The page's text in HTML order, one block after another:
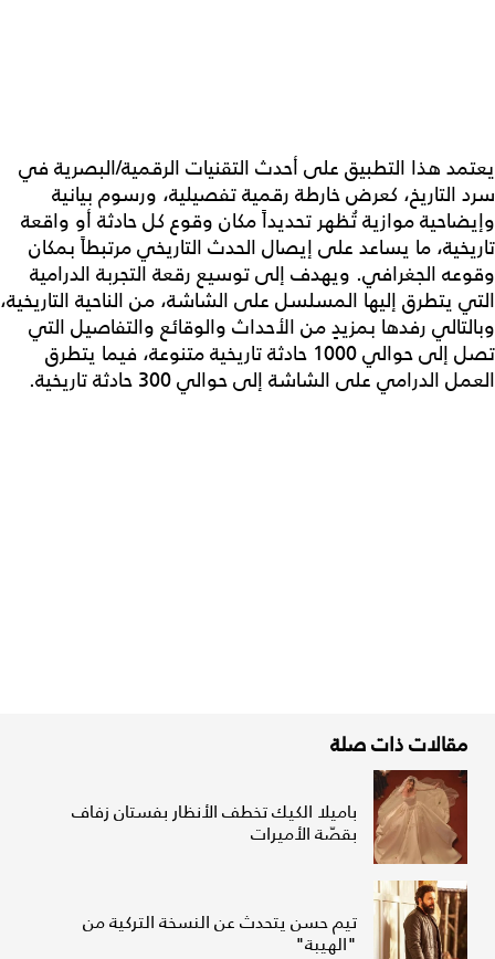
يعتمد هذا التطبيق على أحدث التقنيات الرقمية/البصرية في
سرد التاريخ، كعرض خارطة رقمية تفصيلية، ورسوم بيانية
وإيضاحية موازية تُظهر تحديداً مكان وقوع كل حادثة أو واقعة
تاريخية، ما يساعد على إيصال الحدث التاريخي مرتبطاً بمكان
وقوعه الجغرافي. ويهدف إلى توسيع رقعة التجربة الدرامية
التي يتطرق إليها المسلسل على الشاشة، من الناحية التاريخية،
وبالتالي رفدها بمزيدٍ من الأحداث والوقائع والتفاصيل التي
تصل إلى حوالي 1000 حادثة تاريخية متنوعة، فيما يتطرق
العمل الدرامي على الشاشة إلى حوالي 300 حادثة تاريخية.
مقالات ذات صلة
باميلا الكيك تخطف الأنظار بفستان زفاف
بقصّة الأميرات
تيم حسن يتحدث عن النسخة التركية من
"الهيبة"